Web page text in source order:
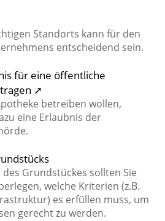
Standorts kann für den
entscheidend sein.
für eine öffentliche
➚
betreiben wollen,
eine Erlaubnis der
des Grundstückes sollten Sie
welche Kriterien (z.B.
es erfüllen muss, um
gerecht zu werden.